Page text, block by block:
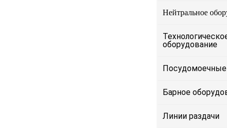
Нейтральное
оборудование
Барное
Линии раздачи